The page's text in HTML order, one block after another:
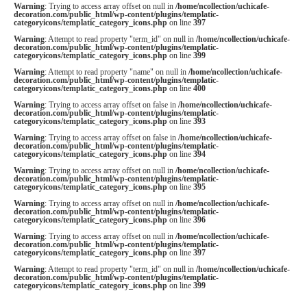
Warning: Trying to access array offset on null in /home/ncollection/uchicafe-
decoration.com/public_html/wp-content/plugins/templatic-
categoryicons/templatic_category_icons.phpon line 397
Warning: Attempt to read property "term_id" on null in /home/ncollection/uchicafe-
decoration.com/public_html/wp-content/plugins/templatic-
categoryicons/templatic_category_icons.phpon line 399
Warning: Attempt to read property "name" on null in /home/ncollection/uchicafe-
decoration.com/public_html/wp-content/plugins/templatic-
categoryicons/templatic_category_icons.phpon line 400
Warning: Trying to access array offset on false in /home/ncollection/uchicafe-
decoration.com/public_html/wp-content/plugins/templatic-
categoryicons/templatic_category_icons.phpon line 393
Warning: Trying to access array offset on false in /home/ncollection/uchicafe-
decoration.com/public_html/wp-content/plugins/templatic-
categoryicons/templatic_category_icons.phpon line 394
Warning: Trying to access array offset on null in /home/ncollection/uchicafe-
decoration.com/public_html/wp-content/plugins/templatic-
categoryicons/templatic_category_icons.phpon line 395
Warning: Trying to access array offset on null in /home/ncollection/uchicafe-
decoration.com/public_html/wp-content/plugins/templatic-
categoryicons/templatic_category_icons.phpon line 396
Warning: Trying to access array offset on null in /home/ncollection/uchicafe-
decoration.com/public_html/wp-content/plugins/templatic-
categoryicons/templatic_category_icons.phpon line 397
Warning: Attempt to read property "term_id" on null in /home/ncollection/uchicafe-
decoration.com/public_html/wp-content/plugins/templatic-
categoryicons/templatic_category_icons.phpon line 399